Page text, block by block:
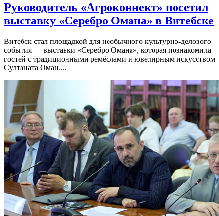
Руководитель «Агроконнект» посетил
выставку «Серебро Омана» в Витебске
Витебск стал площадкой для необычного культурно-делового
события — выставки «Серебро Омана», которая познакомила
гостей с традиционными ремёслами и ювелирным искусством
Султаната Оман....